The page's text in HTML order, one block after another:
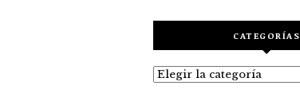
CATEGORÍAS
Categorías